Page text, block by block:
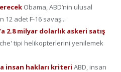
Obama, ABD’nin ulusal
12 adet F-16 savaş...
2.8 milyar dolarlık askeri satış
tipi helikopterlerini yenilemek
insan hakları kriteri ABD, insan